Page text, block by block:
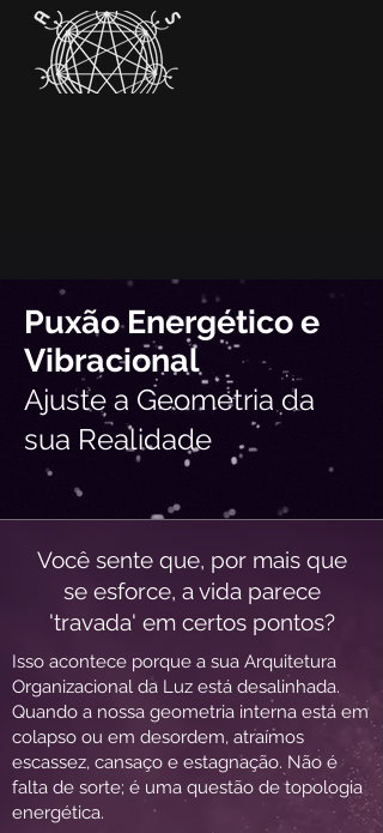
Puxão Energético e
Vibracional
Ajuste a Geometria da
sua Realidade
Você sente que, por mais que
se esforce, a vida parece
'travada' em certos pontos?
Isso acontece porque a sua Arquitetura
Organizacional da Luz está desalinhada.
Quando a nossa geometria interna está em
colapso ou em desordem, atraímos
escassez, cansaço e estagnação. Não é
falta de sorte; é uma questão de topologia
energética.